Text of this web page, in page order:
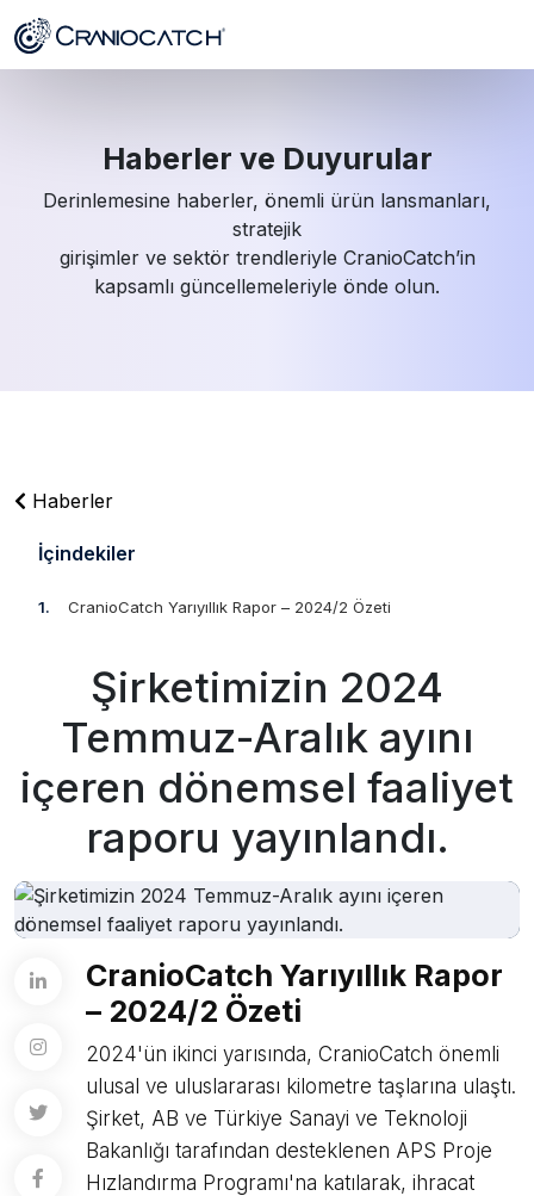
Haberler ve Duyurular
Derinlemesine haberler, önemli ürün lansmanları,
stratejik
girişimler ve sektör trendleriyle CranioCatch’in
kapsamlı güncellemeleriyle önde olun.
Haberler
İçindekiler
CranioCatch Yarıyıllık Rapor – 2024/2 Özeti
Şirketimizin 2024
Temmuz-Aralık ayını
içeren dönemsel faaliyet
raporu yayınlandı.
CranioCatch Yarıyıllık Rapor
– 2024/2 Özeti
2024'ün ikinci yarısında, CranioCatch önemli
ulusal ve uluslararası kilometre taşlarına ulaştı.
Şirket, AB ve Türkiye Sanayi ve Teknoloji
Bakanlığı tarafından desteklenen APS Proje
Hızlandırma Programı'na katılarak, ihracat